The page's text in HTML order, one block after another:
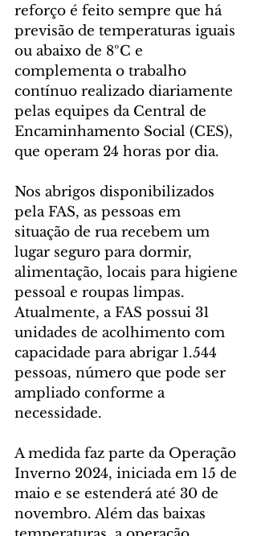
reforço é feito sempre que há
previsão de temperaturas iguais
ou abaixo de 8ºC e
complementa o trabalho
contínuo realizado diariamente
pelas equipes da Central de
Encaminhamento Social (CES),
que operam 24 horas por dia.
Nos abrigos disponibilizados
pela FAS, as pessoas em
situação de rua recebem um
lugar seguro para dormir,
alimentação, locais para higiene
pessoal e roupas limpas.
Atualmente, a FAS possui 31
unidades de acolhimento com
capacidade para abrigar 1.544
pessoas, número que pode ser
ampliado conforme a
necessidade.
A medida faz parte da Operação
Inverno 2024, iniciada em 15 de
maio e se estenderá até 30 de
novembro. Além das baixas